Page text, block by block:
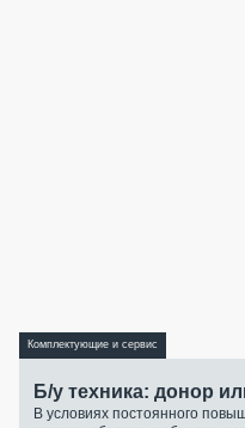
Комплектующие и сервис
Б/у техника: донор
В условиях постоянного